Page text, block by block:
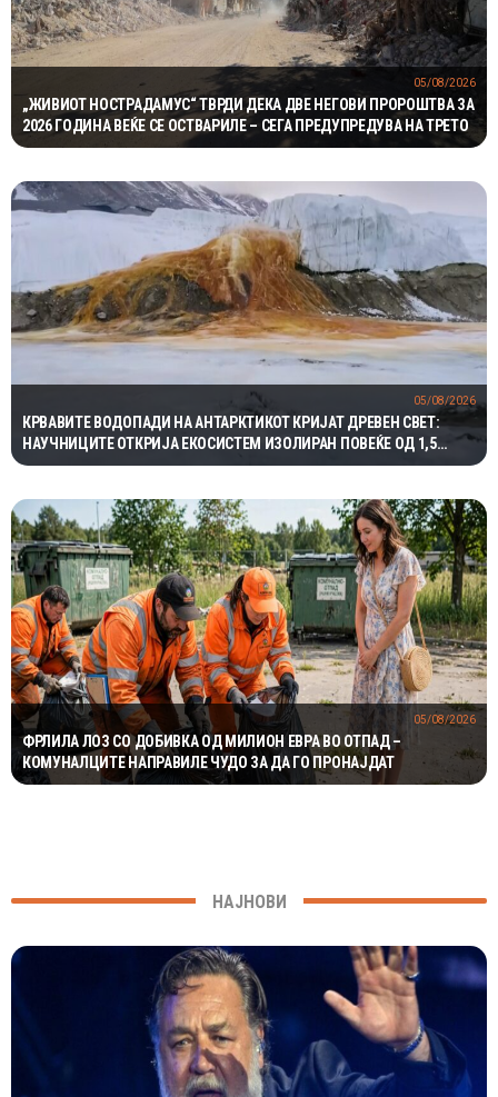
„ЖИВИОТ НОСТРАДАМУС“ ТВРДИ ДЕКА ДВЕ НЕГОВИ ПРОРОШТВА ЗА
2026 ГОДИНА ВЕЌЕ СЕ ОСТВАРИЛЕ – СЕГА ПРЕДУПРЕДУВА НА ТРЕТО
05/08/2026
КРВАВИТЕ ВОДОПАДИ НА АНТАРКТИКОТ КРИЈАТ ДРЕВЕН СВЕТ:
НАУЧНИЦИТЕ ОТКРИЈА ЕКОСИСТЕМ ИЗОЛИРАН ПОВЕЌЕ ОД 1,5
МИЛИОНИ ГОДИНИ
05/08/2026
ФРЛИЛА ЛОЗ СО ДОБИВКА ОД МИЛИОН ЕВРА ВО ОТПАД –
КОМУНАЛЦИТЕ НАПРАВИЛЕ ЧУДО ЗА ДА ГО ПРОНАЈДАТ
05/08/2026
НАЈНОВИ